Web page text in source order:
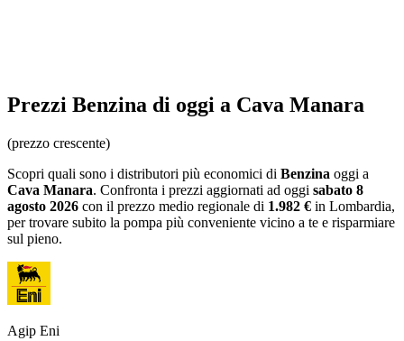
Prezzi Benzina di oggi a Cava Manara
(prezzo crescente)
Scopri quali sono i distributori più economici di Benzina oggi a
Cava Manara. Confronta i prezzi aggiornati ad oggi sabato 8
agosto 2026 con il prezzo medio regionale di 1.982 € in Lombardia,
per trovare subito la pompa più conveniente vicino a te e risparmiare
sul pieno.
Agip Eni